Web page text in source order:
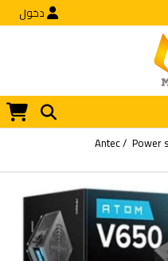
دخول
Antec